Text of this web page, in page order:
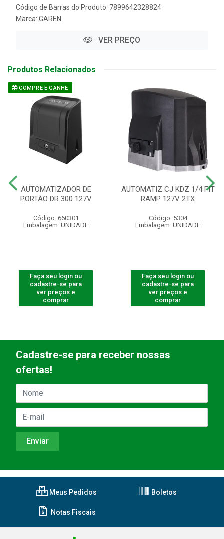
Código de Barras do Produto: 7899642328824
Marca: GAREN
VER PREÇO
Produtos Relacionados
COMPRE E GANHE
AUTOMATIZADOR DE
PORTÃO DR 300 127V
Código: 660301
Embalagem: UNIDADE
Faça seu login ou
cadastre-se para
ver preços e
comprar
AUTOMATIZ CJ KDZ 1/4 FIT
RAMP 127V 2TX
Código: 5304
Embalagem: UNIDADE
Faça seu login ou
cadastre-se para
ver preços e
comprar
Cadastre-se para receber nossas
ofertas!
Meus Pedidos Boletos
Notas Fiscais